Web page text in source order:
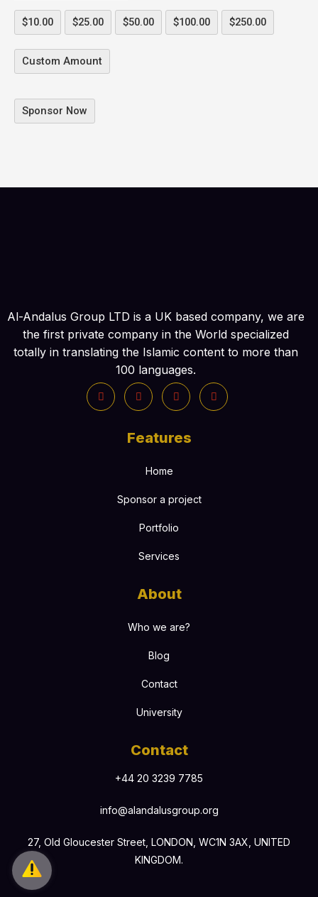
$10.00 $25.00 $50.00 $100.00 $250.00
Custom Amount
Sponsor Now
Al-Andalus Group LTD is a UK based company, we are
the first private company in the World specialized
totally in translating the Islamic content to more than
100 languages.
Features
Home
Sponsor a project
Portfolio
Services
About
Who we are?
Blog
Contact
University
Contact
+44 20 3239 7785
info@alandalusgroup.org
27, Old Gloucester Street, LONDON, WC1N 3AX, UNITED
KINGDOM.